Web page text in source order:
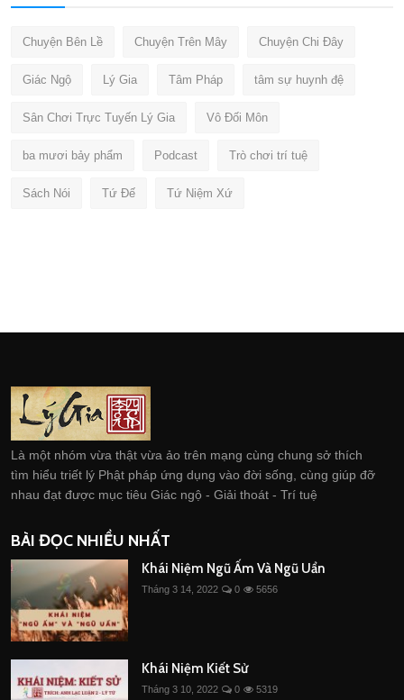
Chuyện Bên Lề Chuyện Trên Mây Chuyện Chi Đây
Giác Ngộ Lý Gia Tâm Pháp tâm sự huynh đệ
Sân Chơi Trực Tuyến Lý Gia Vô Đối Môn
ba mươi bảy phẩm Podcast Trò chơi trí tuệ
Sách Nói Tứ Đế Tứ Niệm Xứ
Là một nhóm vừa thật vừa ảo trên mạng cùng chung sở thích
tìm hiểu triết lý Phật pháp ứng dụng vào đời sống, cùng giúp đỡ
nhau đạt được mục tiêu Giác ngộ - Giải thoát - Trí tuệ
BÀI ĐỌC NHIỀU NHẤT
Khái Niệm Ngũ Ấm Và Ngũ Uẩn
Tháng 3 14, 2022 0 5656
Khái Niệm Kiết Sử
Tháng 3 10, 2022 0 5319